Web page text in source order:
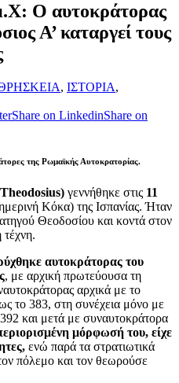
Ο αυτοκράτορας
Α’ καταργεί τους
, ΙΣΤΟΡΙΑ,
Share on LinkedinShare on
της Ρωμαϊκής Αυτοκρατορίας.
γεννήθηκε στις 11
Κόκα) της Ισπανίας. Ήταν
Θεοδοσίου και κοντά στον
τέχνη.
αυτοκράτορας του
, με αρχική πρωτεύουσα τη
αρχικά με το
το 383, στη συνέχεια μόνο με
και μετά με συναυτοκράτορα
μόρφωσή του, είχε
ενώ παρά τα στρατιωτικά
πόλεμο και τον θεωρούσε